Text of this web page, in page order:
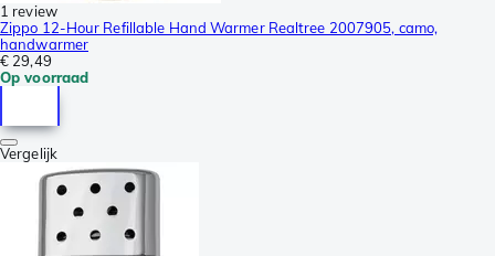
1 review
Zippo 12-Hour Refillable Hand Warmer Realtree 2007905, camo,
handwarmer
€ 29,49
Op voorraad
Vergelijk